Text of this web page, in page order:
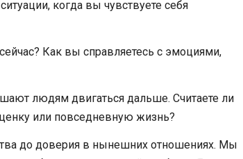
когда вы чувствуете себя
Как вы справляетесь с эмоциями,
людям двигаться дальше. Считаете ли
или повседневную жизнь?
до доверия в нынешних отношениях. Мы